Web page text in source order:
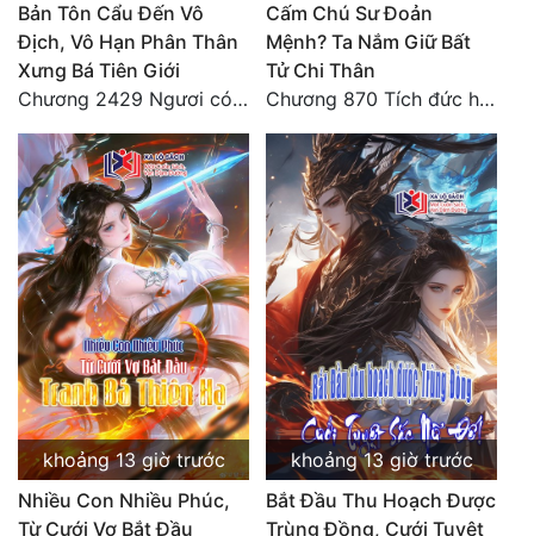
Bản Tôn Cẩu Đến Vô
Địch, Vô Hạn Phân Thân
Xưng Bá Tiên Giới
Chương 2429 Ngươi có tuệ nhãn? Ta có...
Cấm Chú Sư Đoản
Mệnh? Ta Nắm Giữ Bất
Tử Chi Thân
Chương 870 Tích đức hành thiện
khoảng 13 giờ trước
Nhiều Con Nhiều Phúc,
Từ Cưới Vợ Bắt Đầu
khoảng 13 giờ trước
Bắt Đầu Thu Hoạch Được
Trùng Đồng, Cưới Tuyệt